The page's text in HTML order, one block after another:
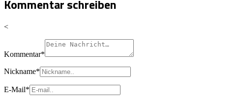
Kommentar schreiben
<
Kommentar*
Nickname*
E-Mail*